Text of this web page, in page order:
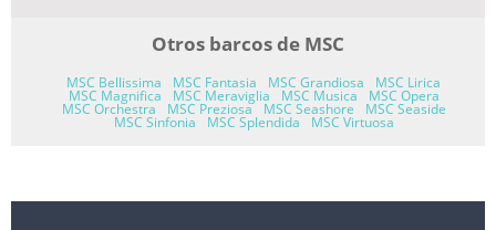
Otros barcos de MSC
MSC Bellissima MSC Fantasia MSC Grandiosa MSC Lirica
MSC Magnifica MSC Meraviglia MSC Musica MSC Opera
MSC Orchestra MSC Preziosa MSC Seashore MSC Seaside
MSC Sinfonia MSC Splendida MSC Virtuosa